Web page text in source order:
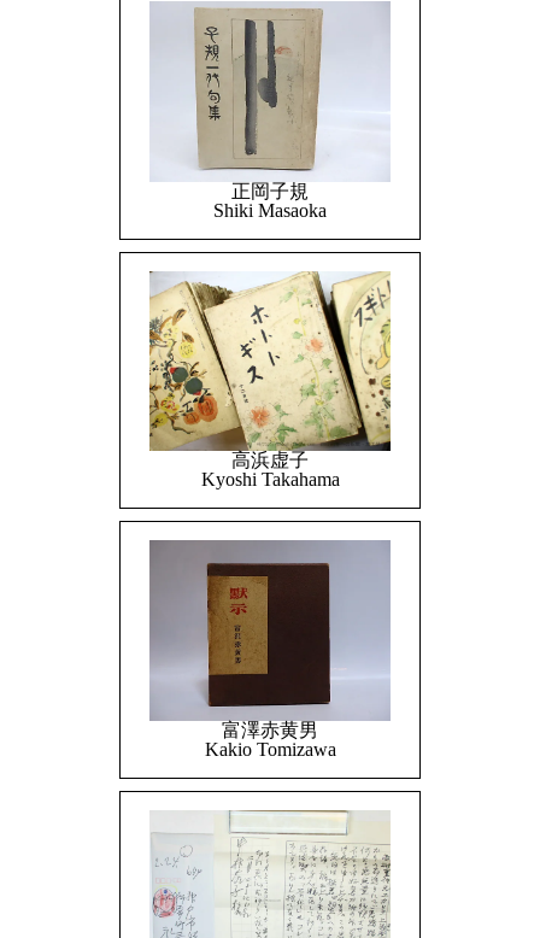
正岡子規
Shiki Masaoka
高浜虚子
Kyoshi Takahama
富澤赤黄男
Kakio Tomizawa